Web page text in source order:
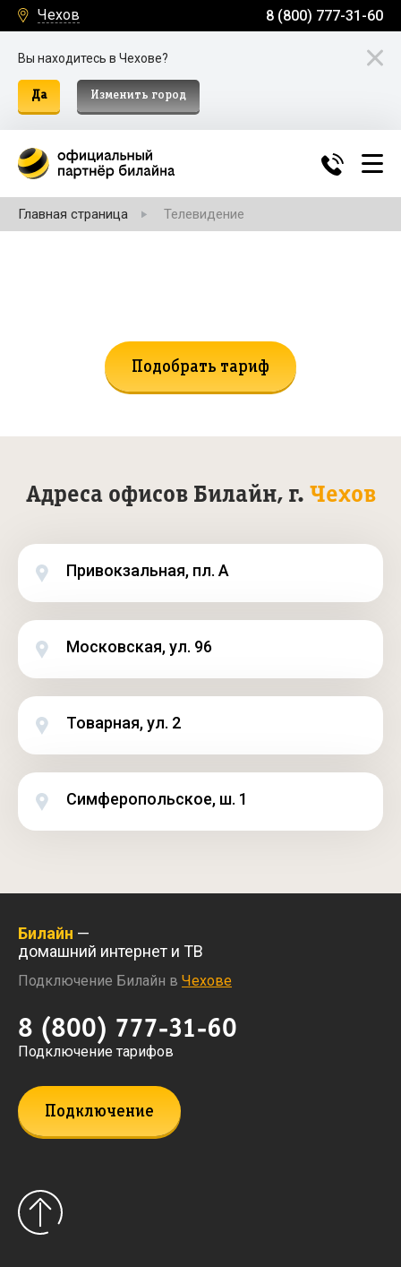
Чехов 8 (800) 777-31-60
Вы находитесь в Чехове?
Да Изменить город
Главная страница Телевидение
Подобрать тариф
Адреса офисов Билайн, г. Чехов
Привокзальная, пл. А
Московская, ул. 96
Товарная, ул. 2
Симферопольское, ш. 1
Билайн —
домашний интернет и ТВ
Подключение Билайн в Чехове
8 (800) 777-31-60
Подключение тарифов
Подключение